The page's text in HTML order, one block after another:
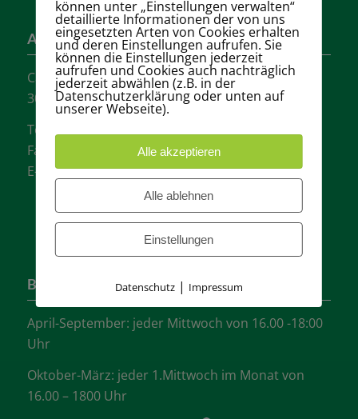
Adresse
Carl-Loges-Str.12
30657 Hannover
Tel.: + 49 511- 6046340
Fax: + 49 511- 601048
E-Mail:info@tvgw-hannover.de
Bürozeiten
April-September: jeder Mittwoch von 16.00 -18:00
Uhr
Oktober-März: jeder 1.Mittwoch im Monat von
16.00 – 1800 Uhr
können unter „Einstellungen verwalten“
detaillierte Informationen der von uns
eingesetzten Arten von Cookies erhalten
und deren Einstellungen aufrufen. Sie
können die Einstellungen jederzeit
aufrufen und Cookies auch nachträglich
jederzeit abwählen (z.B. in der
Datenschutzerklärung oder unten auf
unserer Webseite).
Alle akzeptieren
Alle ablehnen
Einstellungen
Datenschutz| Impressum